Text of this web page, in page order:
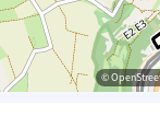
©